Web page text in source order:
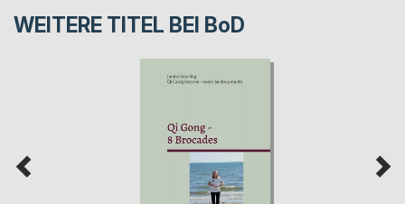
WEITERE TITEL BEI BoD